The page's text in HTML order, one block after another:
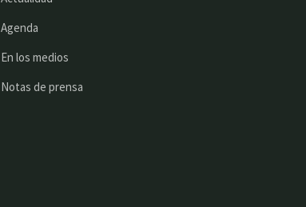
Agenda
En los medios
Notas de prensa